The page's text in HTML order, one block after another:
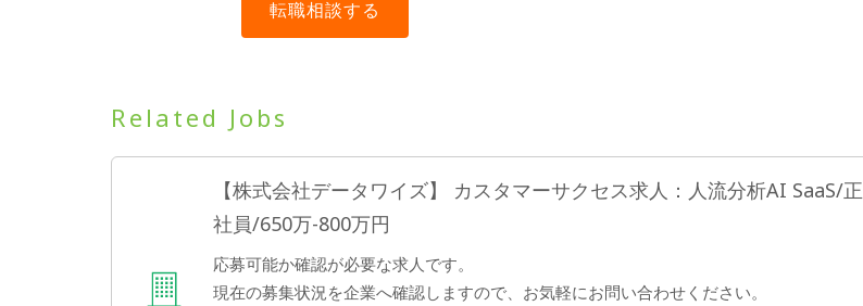
Related Jobs
【株式会社データワイズ】 カスタマーサクセス求人：人流分析AI SaaS/正
社員/650万-800万円
応募可能か確認が必要な求人です。
現在の募集状況を企業へ確認しますので、お気軽にお問い合わせください。